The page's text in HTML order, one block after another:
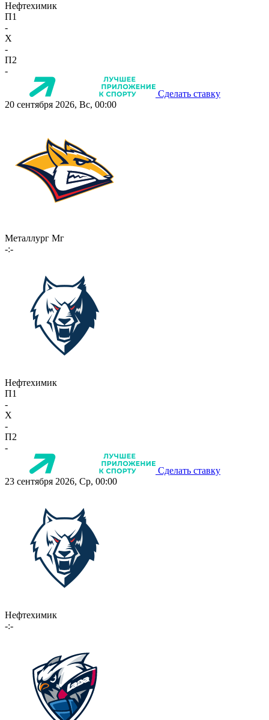
Нефтехимик
П1
-
X
-
П2
-
Сделать ставку
20 сентября 2026, Вс, 00:00
Металлург Мг
-:-
Нефтехимик
П1
-
X
-
П2
-
Сделать ставку
23 сентября 2026, Ср, 00:00
Нефтехимик
-:-